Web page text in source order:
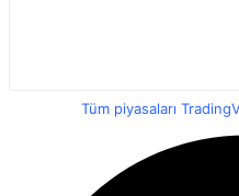
Tüm piyasaları